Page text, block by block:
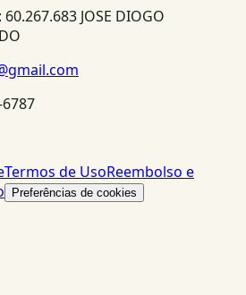
60.267.683 JOSE DIOGO
Termos de UsoReembolso e
Preferências de cookies